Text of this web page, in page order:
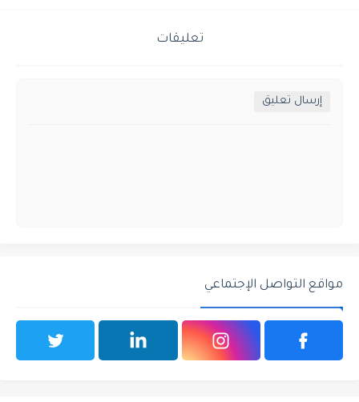
تعليقات
إرسال تعليق
مواقع التواصل الإجتماعي